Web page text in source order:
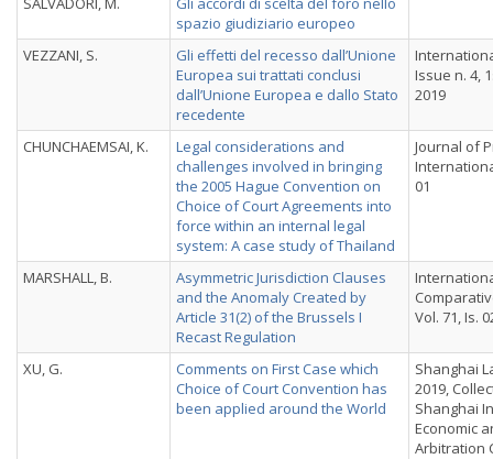
spazio giudiziario europeo
VEZZANI, S.
Gli effetti del recesso dall’Unione
Europea sui trattati conclusi
dall’Unione Europea e dallo Stato
recedente
Issue n. 4,
2019
CHUNCHAEMSAI, K.
Legal considerations and
challenges involved in bringing
the 2005 Hague Convention on
Choice of Court Agreements into
force within an internal legal
system: A case study of Thailand
Journal of
01
MARSHALL, B.
Asymmetric Jurisdiction Clauses
and the Anomaly Created by
Article 31(2) of the Brussels I
Recast Regulation
Vol. 71, Is.
XU, G.
Comments on First Case which
Choice of Court Convention has
been applied around the World
Shanghai
2019,
Shanghai
Economic
Arbitration